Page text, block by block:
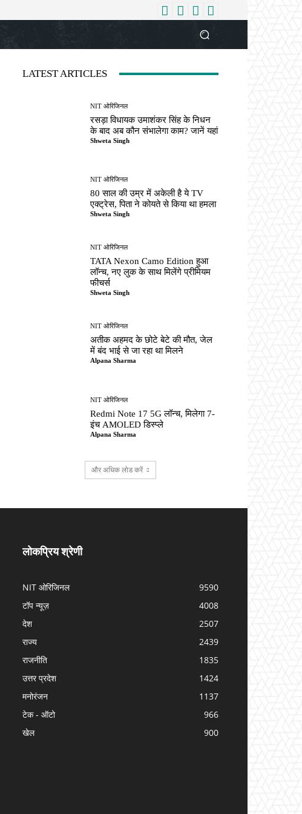
बिजनेस आपकी आवाज
LATEST ARTICLES
NIT ओरिजिनल
रसड़ा विधायक उमाशंकर सिंह के निधन
के बाद अब कौन संभालेगा काम? जानें यहां
Shweta Singh
NIT ओरिजिनल
80 साल की उम्र में अकेली है ये TV
एक्ट्रेस, पिता ने कोयते से किया था हमला
Shweta Singh
NIT ओरिजिनल
TATA Nexon Camo Edition हुआ
लॉन्च, नए लुक के साथ मिलेंगे प्रीमियम
फीचर्स
Shweta Singh
NIT ओरिजिनल
अतीक अहमद के छोटे बेटे की मौत, जेल
में बंद भाई से जा रहा था मिलने
Alpana Sharma
NIT ओरिजिनल
Redmi Note 17 5G लॉन्च, मिलेगा 7-
इंच AMOLED डिस्प्ले
Alpana Sharma
और अधिक लोड करें
लोकप्रिय श्रेणी
NIT ओरिजिनल
9590
टॉप न्यूज़
4008
देश
2507
राज्य
2439
राजनीति
1835
उत्तर प्रदेश
1424
मनोरंजन
1137
टेक - ऑटो
966
खेल
900